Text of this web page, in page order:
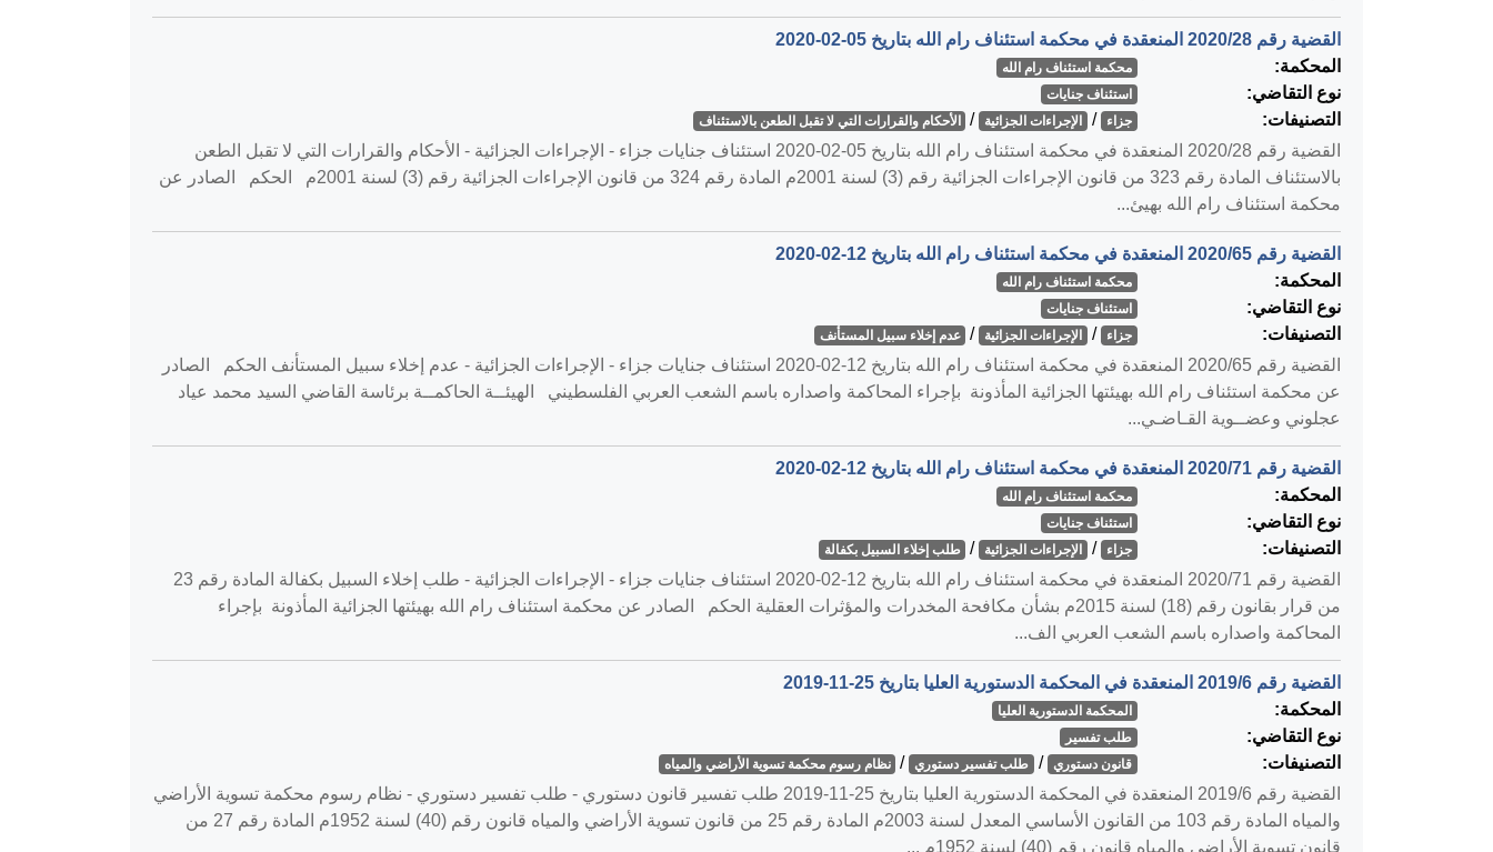
القضية رقم ‎28‏/‎2020‏ المنعقدة في محكمة استئناف رام الله بتاريخ ‎2020-02-05‏
المحكمة:
محكمة استئناف رام الله
نوع التقاضي: استئناف جنايات
التصنيفات: جزاء / الإجراءات الجزائية / الأحكام والقرارات التي لا تقبل الطعن بالاستئناف
القضية رقم ‎28‏/‎2020‏ المنعقدة في محكمة استئناف رام الله بتاريخ ‎2020-02-05‏ استئناف جنايات جزاء - الإجراءات الجزائية - الأحكام والقرارات التي لا تقبل الطعن
بالاستئناف المادة رقم 323 من قانون الإجراءات الجزائية رقم (3) لسنة 2001م المادة رقم 324 من قانون الإجراءات الجزائية رقم (3) لسنة 2001م الحكم الصادر عن
محكمة استئناف رام الله بهيئ...
القضية رقم ‎65‏/‎2020‏ المنعقدة في محكمة استئناف رام الله بتاريخ ‎2020-02-12‏
المحكمة:
محكمة استئناف رام الله
نوع التقاضي: استئناف جنايات
التصنيفات: جزاء / الإجراءات الجزائية / عدم إخلاء سبيل المستأنف
القضية رقم ‎65‏/‎2020‏ المنعقدة في محكمة استئناف رام الله بتاريخ ‎2020-02-12‏ استئناف جنايات جزاء - الإجراءات الجزائية - عدم إخلاء سبيل المستأنف الحكم الصادر
عن محكمة استئناف رام الله بهيئتها الجزائية المأذونة بإجراء المحاكمة واصداره باسم الشعب العربي الفلسطيني الهيئــة الحاكمــة برئاسة القاضي السيد محمد عياد
عجلوني وعضــوية القـاضـي...
القضية رقم ‎71‏/‎2020‏ المنعقدة في محكمة استئناف رام الله بتاريخ ‎2020-02-12‏
المحكمة:
محكمة استئناف رام الله
نوع التقاضي: استئناف جنايات
التصنيفات: جزاء / الإجراءات الجزائية / طلب إخلاء السبيل بكفالة
القضية رقم ‎71‏/‎2020‏ المنعقدة في محكمة استئناف رام الله بتاريخ ‎2020-02-12‏ استئناف جنايات جزاء - الإجراءات الجزائية - طلب إخلاء السبيل بكفالة المادة رقم 23
من قرار بقانون رقم (18) لسنة 2015م بشأن مكافحة المخدرات والمؤثرات العقلية الحكم الصادر عن محكمة استئناف رام الله بهيئتها الجزائية المأذونة بإجراء
المحاكمة واصداره باسم الشعب العربي الف...
القضية رقم ‎6‏/‎2019‏ المنعقدة في المحكمة الدستورية العليا بتاريخ ‎2019-11-25‏
المحكمة:
المحكمة الدستورية العليا
نوع التقاضي: طلب تفسير
التصنيفات: قانون دستوري / طلب تفسير دستوري / نظام رسوم محكمة تسوية الأراضي والمياه
القضية رقم ‎6‏/‎2019‏ المنعقدة في المحكمة الدستورية العليا بتاريخ ‎2019-11-25‏ طلب تفسير قانون دستوري - طلب تفسير دستوري - نظام رسوم محكمة تسوية الأراضي
والمياه المادة رقم 103 من القانون الأساسي المعدل لسنة 2003م المادة رقم 25 من قانون تسوية الأراضي والمياه قانون رقم (40) لسنة 1952م المادة رقم 27 من
قانون تسوية الأراضي والمياه قانون رقم (40) لسنة 1952م ...